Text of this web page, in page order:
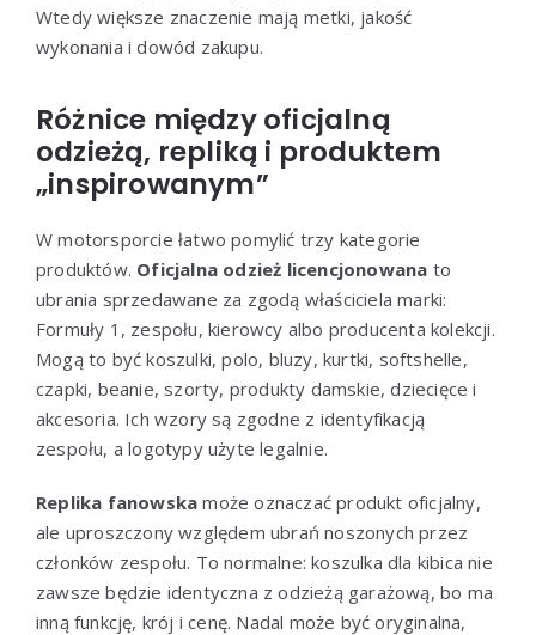
Wtedy większe znaczenie mają metki, jakość
wykonania i dowód zakupu.
Różnice między oficjalną
odzieżą, repliką i produktem
„inspirowanym”
W motorsporcie łatwo pomylić trzy kategorie
produktów. Oficjalna odzież licencjonowana to
ubrania sprzedawane za zgodą właściciela marki:
Formuły 1, zespołu, kierowcy albo producenta kolekcji.
Mogą to być koszulki, polo, bluzy, kurtki, softshelle,
czapki, beanie, szorty, produkty damskie, dziecięce i
akcesoria. Ich wzory są zgodne z identyfikacją
zespołu, a logotypy użyte legalnie.
Replika fanowska może oznaczać produkt oficjalny,
ale uproszczony względem ubrań noszonych przez
członków zespołu. To normalne: koszulka dla kibica nie
zawsze będzie identyczna z odzieżą garażową, bo ma
inną funkcję, krój i cenę. Nadal może być oryginalna,